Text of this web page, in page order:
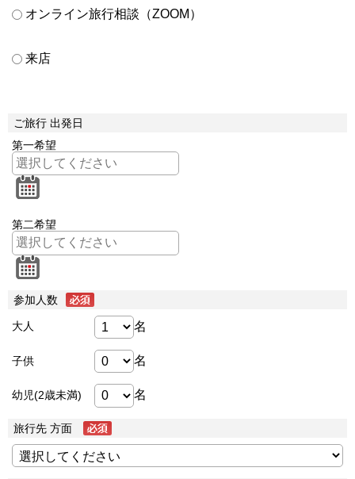
オンライン旅行相談（ZOOM）
来店
ご旅行 出発日
第一希望
第二希望
参加人数
大人 名
子供 名
幼児(2歳未満) 名
旅行先 方面